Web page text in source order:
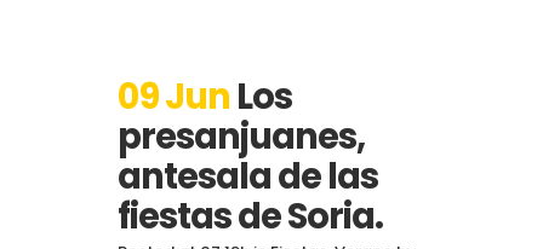
09 Jun Los
presanjuanes,
antesala de las
fiestas de Soria.